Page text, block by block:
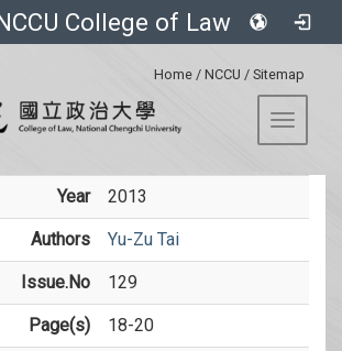
College of Law
Home / NCCU / Sitemap
Toggle
Year 2013
Authors Yu-Zu Tai
Issue.No 129
Page(s) 18-20